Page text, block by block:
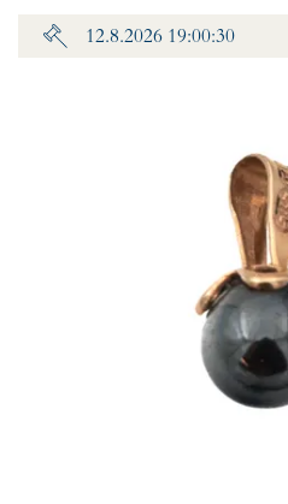
12.8.2026 19:00:30